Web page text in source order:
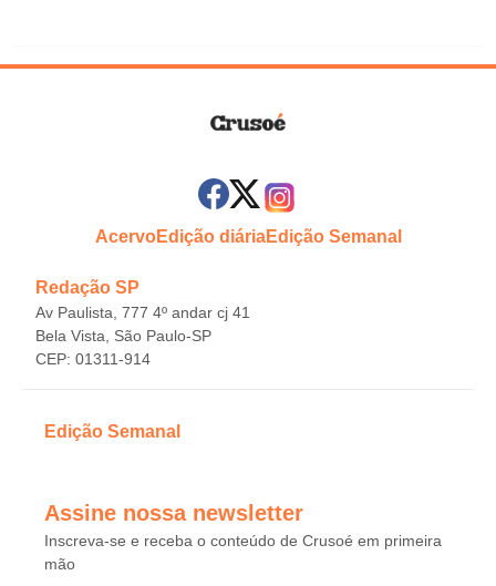
AcervoEdição diáriaEdição Semanal
Redação SP
Av Paulista, 777 4º andar cj 41
Bela Vista, São Paulo-SP
CEP: 01311-914
Edição Semanal
Assine nossa newsletter
Inscreva-se e receba o conteúdo de Crusoé em primeira
mão